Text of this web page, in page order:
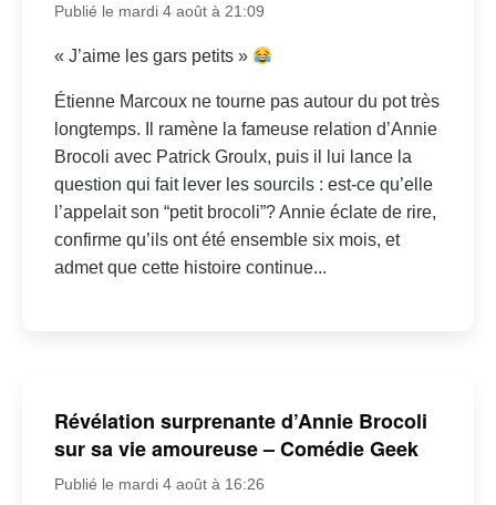
Publié le mardi 4 août à 21:09
« J’aime les gars petits »
Étienne Marcoux ne tourne pas autour du pot très
longtemps. Il ramène la fameuse relation d’Annie
Brocoli avec Patrick Groulx, puis il lui lance la
question qui fait lever les sourcils : est-ce qu’elle
l’appelait son “petit brocoli”? Annie éclate de rire,
confirme qu’ils ont été ensemble six mois, et
admet que cette histoire continue...
Révélation surprenante d’Annie Brocoli
sur sa vie amoureuse – Comédie Geek
Publié le mardi 4 août à 16:26